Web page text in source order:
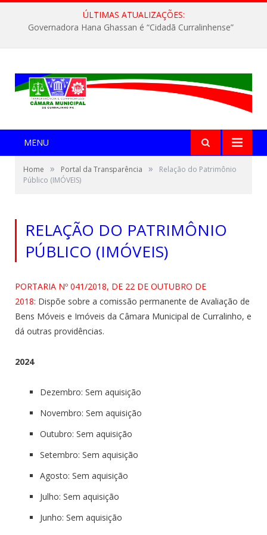
ÚLTIMAS ATUALIZAÇÕES:
Governadora Hana Ghassan é “Cidadã Curralinhense”
MENU
Home » Portal da Transparência »
Relação do Patrimônio
Público (IMÓVEIS)
RELAÇÃO DO PATRIMÔNIO
PÚBLICO (IMÓVEIS)
PORTARIA Nº 041/2018, DE 22 DE OUTUBRO DE
2018: Dispõe sobre a comissão permanente de Avaliação de
Bens Móveis e Imóveis da Câmara Municipal de Curralinho, e
dá outras providências.
2024
Dezembro: Sem aquisição
Novembro: Sem aquisição
Outubro: Sem aquisição
Setembro: Sem aquisição
Agosto: Sem aquisição
Julho: Sem aquisição
Junho: Sem aquisição